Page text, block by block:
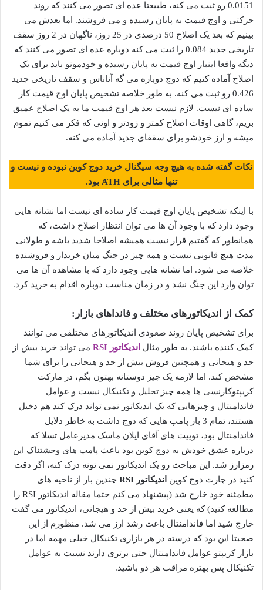
0.0151 رو ثبت می کنه، طبیعتا عده ای تصور می کنند که روند
حرکتی و اوج قیمت به پایان رسیده و می فروشند. اما بعدش می
بینیم که بعد یک اصلاح 50 درصدی در 25 روز، ناگهان در 2 روز سقف
تاریخی جدید 0.084 را ثبت می کنه دوباره عده ای تصور می کنند که
دیگه واقعا اینبار اوج قیمت به پایان رسیده و خودمونو باید برای یک
اصلاح آماده کنیم که دوج دوباره می گه آناناس و سقف تاریخی جدید
0.426 رو ثبت می کنه. به طور خلاصه تشخیص پایان اوج قیمت کار
ساده ای نیست. لازم نیست بعد هر اوج قیمت ما به یک اصلاح عمیق
بریم، گاهی اوقات اصلاح کمتر و زودتر و اونی که فکر می کنیم تموم
میشه و ارز خودشو برای سقفای جدید آماده می کنه.
نکات گفته شده به هیچ وجه سیگنال خرید دوج کوین نبوده و نیست و
تنها مثالی برای ATH بود.
با اینکه تشخیص پایان اوج قیمت کار ساده ای نیست اما نشانه هایی
وجود دارد که با وجود آن ها می توان انتظار اصلاح داشت، که
همانطور که گفتیم قرار نیست همیشه اصلاحا شدید باشه و طولانی
مدت هیچ قانونی نیست و همه چیز در جنگ میان خریدار و فروشنده
خلاصه می شود. اما نشانه هایی وجود دارد که با مشاهده آن ها می
توان وارد این جنگ نشد و در زمان مناسب دوباره اقدام به خرید کرد.
کمک از اندیکاتورهای مختلف و فانداهای بازار:
برای تشخیص پایان روند صعودی اندیکاتورهای مختلفی می توانند
کمک کننده باشند. به طور مثال اندیکاتور RSI
می تواند خرید بیش از
حد و هیجانی و همچنین فروش بیش از حد و هیجانی را برای شما
مشخص کند. اما لازمه یک چیز دوستانه بهتون بگم، در مارکت
کریپتوکارنسی ها همه چیز تحلیل و تکنیکال نیست و عوامل
فاندامنتال و چیزهایی که یک اندیکاتور نمی تواند درک کند هم دخیل
هستند، تمام 3 بار پامپ هایی که دوج داشت به خاطر دلایل
فاندامنتال بود، توییت های آقای ایلان ماسک مدیرعامل تسلا که
درباره عشق خودش به دوج کوین بود باعث پامپ های وحشتناک این
رمزارز شد. این مباحث رو یک اندیکاتور نمی تونه درک کنه، اگر دقت
کنید در چارت دوج کوین اندیکاتور RSI
چندین بار از ناحیه های
مطمئنه خود خارج شد (پیشنهاد می کنم حتما مقاله اندیکاتور RSI را
مطالعه کنید) که یعنی خرید بیش از حد و هیجانی، اندیکاتور می گفت
خارج شید اما فاندامنتال باعث رشد ارز می شد. منظورم از این
صحبتا این بود که درسته در هر بازاری تکنیکال خیلی مهمه اما در
بازار کریپتو عوامل فاندامنتال حتی برتری دارند نسبت به عوامل
تکنیکال پس بهتره مراقب هر دو باشید.